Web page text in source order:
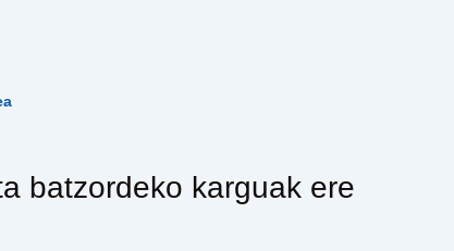
batzordeko karguak ere